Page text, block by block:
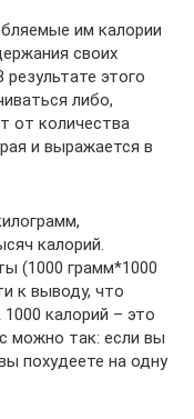
им калории
своих
этого
либо,
от количества
и выражается в
калорий.
(1000 грамм*1000
к выводу, что
калорий ­– это
можно так: если вы
похудеете на одну